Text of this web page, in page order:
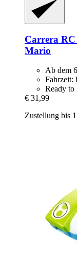
Carrera
Mario
Ab dem
Fahrzeit:
Ready
€ 31,99
Zustellung bis